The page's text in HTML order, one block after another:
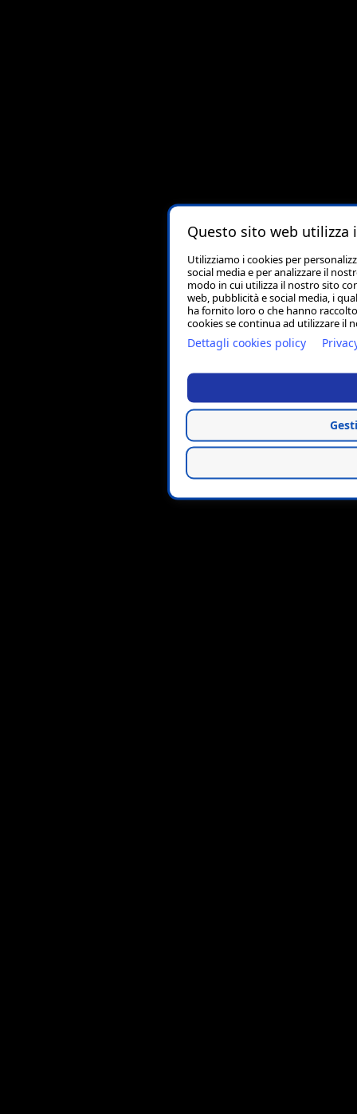
Questo sito web utilizza
Utilizziamo i cookies per
social media e per analizzare il
modo in cui utilizza il nostro sito
web, pubblicità e social media, i
ha fornito loro o che hanno
cookies se continua ad utilizzare il
Dettagli cookies policy